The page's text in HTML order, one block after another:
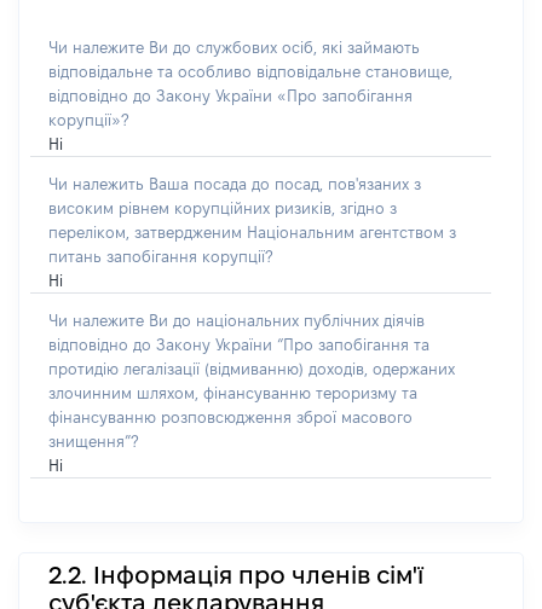
Чи належите Ви до службових осіб, які займають
відповідальне та особливо відповідальне становище,
відповідно до Закону України «Про запобігання
корупції»?
Ні
Чи належить Ваша посада до посад, пов'язаних з
високим рівнем корупційних ризиків, згідно з
переліком, затвердженим Національним агентством з
питань запобігання корупції?
Ні
Чи належите Ви до національних публічних діячів
відповідно до Закону України “Про запобігання та
протидію легалізації (відмиванню) доходів, одержаних
злочинним шляхом, фінансуванню тероризму та
фінансуванню розповсюдження зброї масового
знищення”?
Ні
2.2. Інформація про членів сім'ї
суб'єкта декларування